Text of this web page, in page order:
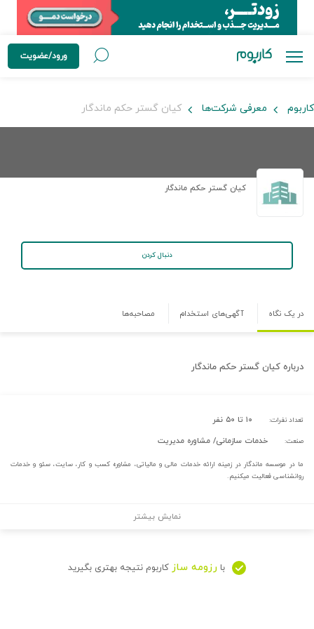
ورود/عضویت
کاربوم معرفی شرکت‌ها کیان گستر حکم ماندگار
کیان گستر حکم ماندگار
دنبال کردن
در یک نگاه آگهی‌های استخدام مصاحبه‌ها
درباره کیان گستر حکم ماندگار
تعداد نفرات: ۱۰ تا ۵۰ نفر
صنعت: خدمات سازمانی/ مشاوره مدیریت
ما در موسسه ماندگار در زمینه ارائه خدمات مالی و مالیاتی، مشاوره کسب و کار، سایت، سئو و خدمات
روانشناسی فعالیت میکنیم.
نمایش بیشتر
با رزومه ساز کاربوم نتیجه بهتری بگیرید